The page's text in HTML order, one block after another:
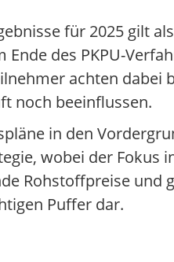
für 2025 gilt
des PKPU-
achten dabei
noch beeinflussen.
in den
wobei der Fokus
Rohstoffpreise und
Puffer dar.